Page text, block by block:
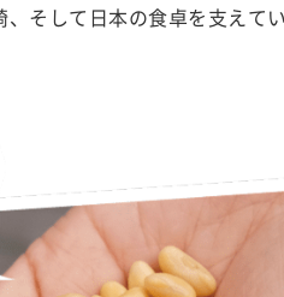
そして日本の食卓を支えてい